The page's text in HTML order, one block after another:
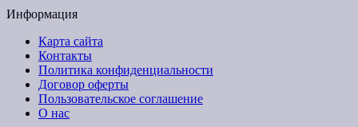
Информация
Карта сайта
Контакты
Политика конфиденциальности
Договор оферты
Пользовательское соглашение
О нас